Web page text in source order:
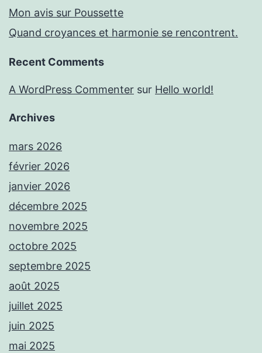
Mon avis sur Poussette
Quand croyances et harmonie se rencontrent.
Recent Comments
A WordPress Commenter sur Hello world!
Archives
mars 2026
février 2026
janvier 2026
décembre 2025
novembre 2025
octobre 2025
septembre 2025
août 2025
juillet 2025
juin 2025
mai 2025